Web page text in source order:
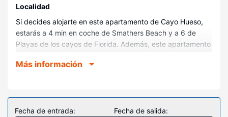
Localidad
Si decides alojarte en este apartamento de Cayo Hueso,
estarás a 4 min en coche de Smathers Beach y a 6 de
Playas de los cayos de Florida. Además, este apartamento
Southernmost Point.
En este apartamento, te sentirás como en tu propia casa.
Servicios hotel
Más información
Fecha de entrada: Fecha de salida: